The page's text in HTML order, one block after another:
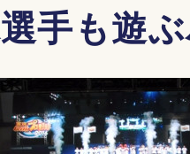
手も遊